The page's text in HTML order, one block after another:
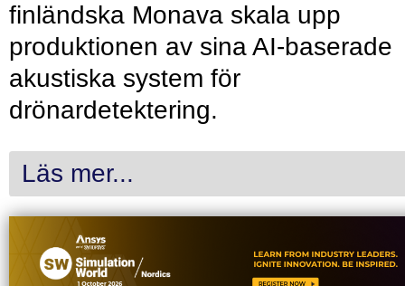
finländska Monava skala upp
produktionen av sina AI-baserade
akustiska system för
drönardetektering.
Läs mer...